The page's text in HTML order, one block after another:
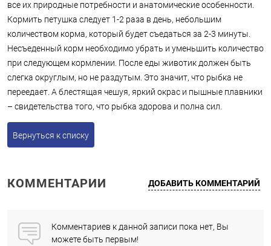
все их природные потребности и анатомические особенности.
Кормить петушка следует 1-2 раза в день, небольшим
количеством корма, который будет съедаться за 2-3 минуты.
Несъеденный корм необходимо убрать и уменьшить количество
при следующем кормлении. После еды животик должен быть
слегка округлым, но не раздутым. Это значит, что рыбка не
переедает. А блестящая чешуя, яркий окрас и пышные плавники
– свидетельства того, что рыбка здорова и полна сил.
Вернуться к списку
КОММЕНТАРИИ ДОБАВИТЬ КОММЕНТАРИЙ
Комментариев к данной записи пока нет, Вы
можете быть первым!